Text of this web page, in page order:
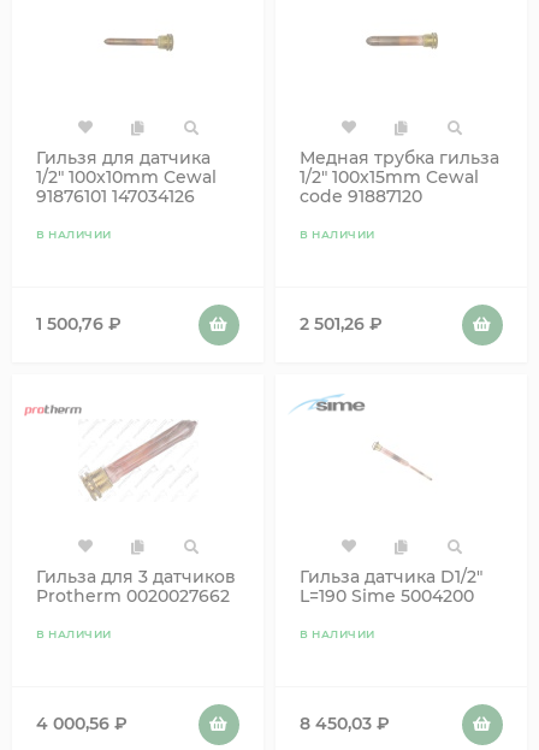
Гильзя для датчика
1/2" 100x10mm Cewal
91876101 147034126
В НАЛИЧИИ
1 500,76 ₽
Медная трубка гильза
1/2" 100x15mm Cewal
code 91887120
В НАЛИЧИИ
2 501,26 ₽
Гильза для 3 датчиков
Protherm 0020027662
В НАЛИЧИИ
4 000,56 ₽
Гильза датчика D1/2"
L=190 Sime 5004200
В НАЛИЧИИ
8 450,03 ₽